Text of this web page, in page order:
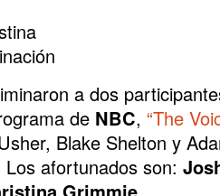
a dos
de NBC, “The
Blake Shelton y
afortunados son: